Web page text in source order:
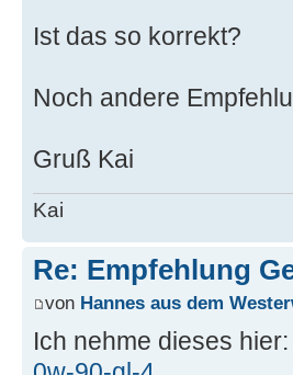
Ist das so korrekt?
Noch andere
Gruß Kai
Kai
Re: Empfehlung
von Hannes aus dem
Ich nehme dieses hier: